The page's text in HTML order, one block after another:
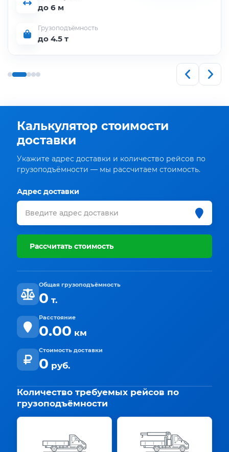
до 6 м
Грузоподъёмность
до 4.5 т
Калькулятор стоимости
доставки
Укажите адрес доставки и количество рейсов по
грузоподъёмности — мы рассчитаем стоимость.
Адрес доставки
Рассчитать стоимость
Общая грузоподъёмность
0 т.
Расстояние
0.00 км
Стоимость доставки
0 руб.
Количество требуемых рейсов по
грузоподъёмности